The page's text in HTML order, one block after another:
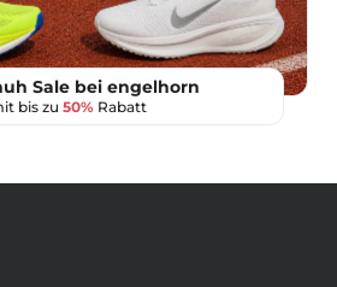
Sale bei engelhorn
bis zu 50%Rabatt